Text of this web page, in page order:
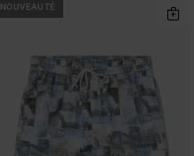
NOUVEAUTÉ